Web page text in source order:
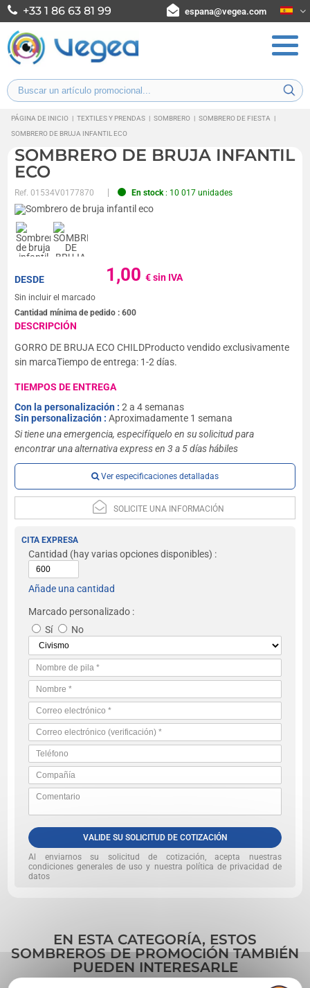
+33 1 86 63 81 99 espana@vegea.com
PÁGINA DE INICIO | TEXTILES Y PRENDAS | SOMBRERO | SOMBRERO DE FIESTA
|
SOMBRERO DE BRUJA INFANTIL ECO
SOMBRERO DE BRUJA INFANTIL
ECO
Ref.01534V0177870 En stock: 10 017 unidades
1,00€ sin IVA
DESDE
Sin incluir el marcado
Cantidad mínima de pedido :600
DESCRIPCIÓN
GORRO DE BRUJA ECO CHILDProducto vendido exclusivamente
sin marcaTiempo de entrega: 1-2 días.
TIEMPOS DE ENTREGA
Con la personalización :2 a 4 semanas
Sin personalización :Aproximadamente 1 semana
Si tiene una emergencia, especifíquelo en su solicitud para
encontrar una alternativa express en 3 a 5 días hábiles
Ver especificaciones detalladas
SOLICITE UNA INFORMACIÓN
CITA EXPRESA
Cantidad (hay varias opciones disponibles) :
Añade una cantidad
Marcado personalizado :
Sí
No
VALIDE SU SOLICITUD DE COTIZACIÓN
Al enviarnos su solicitud de cotización, acepta nuestras
condiciones generales de uso y nuestra política de privacidad de
datos
EN ESTA CATEGORÍA, ESTOS
SOMBREROS DE PROMOCIÓN TAMBIÉN
PUEDEN INTERESARLE